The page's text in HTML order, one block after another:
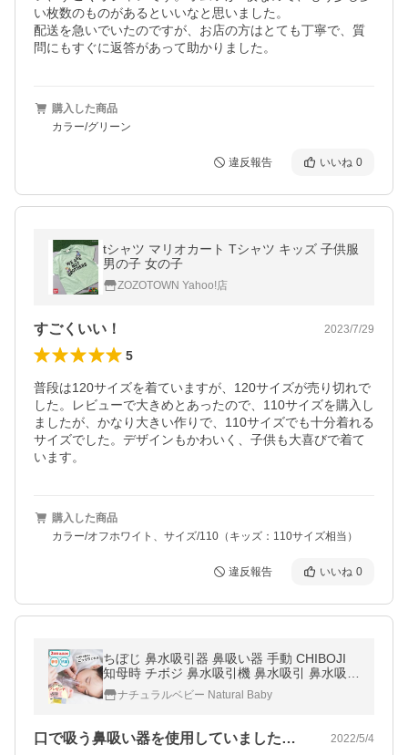
い枚数のものがあるといいなと思いました。
配送を急いでいたのですが、お店の方はとても丁寧で、質
問にもすぐに返答があって助かりました。
購入した商品
カラー/グリーン
違反報告 いいね 0
tシャツ マリオカート Tシャツ キッズ 子供服
男の子 女の子
ZOZOTOWN Yahoo!店
すごくいい！ 2023/7/29
5
普段は120サイズを着ていますが、120サイズが売り切れで
した。レビューで大きめとあったので、110サイズを購入し
ましたが、かなり大きい作りで、110サイズでも十分着れる
サイズでした。デザインもかわいく、子供も大喜びで着て
います。
購入した商品
カラー/オフホワイト、サイズ/110（キッズ：110サイズ相当）
違反報告 いいね 0
ちぼじ 鼻水吸引器 鼻吸い器 手動 CHIBOJI
知母時 チボジ 鼻水吸引機 鼻水吸引 鼻水吸い
鼻づまり 抗菌 赤ちゃん 鼻水 ベビー 大人 兼
用 正規品 6ヶ月保証
ナチュラルベビー Natural Baby
口で吸う鼻吸い器を使用していましたが、… 2022/5/4